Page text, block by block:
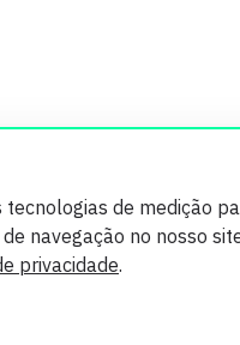
de medição
navegação no nosso
privacidade.